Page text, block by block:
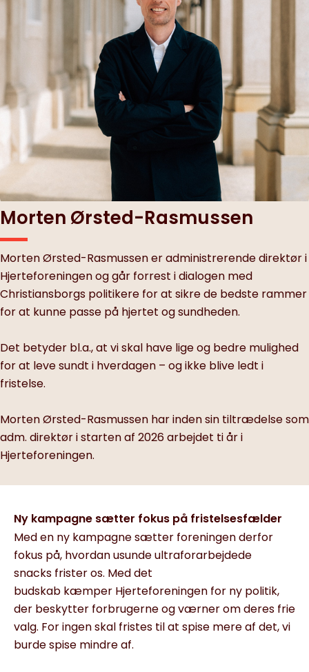
Morten Ørsted-Rasmussen
Morten Ørsted-Rasmussen er administrerende direktør i
Hjerteforeningen og går forrest i dialogen med
Christiansborgs politikere for at sikre de bedste rammer
for at kunne passe på hjertet og sundheden.
Det betyder bl.a., at vi skal have lige og bedre mulighed
for at leve sundt i hverdagen – og ikke blive ledt i
fristelse.
Morten Ørsted-Rasmussen har inden sin tiltrædelse som
adm. direktør i starten af 2026 arbejdet ti år i
Hjerteforeningen.
Ny kampagne sætter fokus på fristelsesfælder
Med en ny kampagne sætter foreningen derfor
fokus på, hvordan usunde ultraforarbejdede
snacks frister os. Med det
budskab kæmper Hjerteforeningen for ny politik,
der beskytter forbrugerne og værner om deres frie
valg. For ingen skal fristes til at spise mere af det, vi
burde spise mindre af.